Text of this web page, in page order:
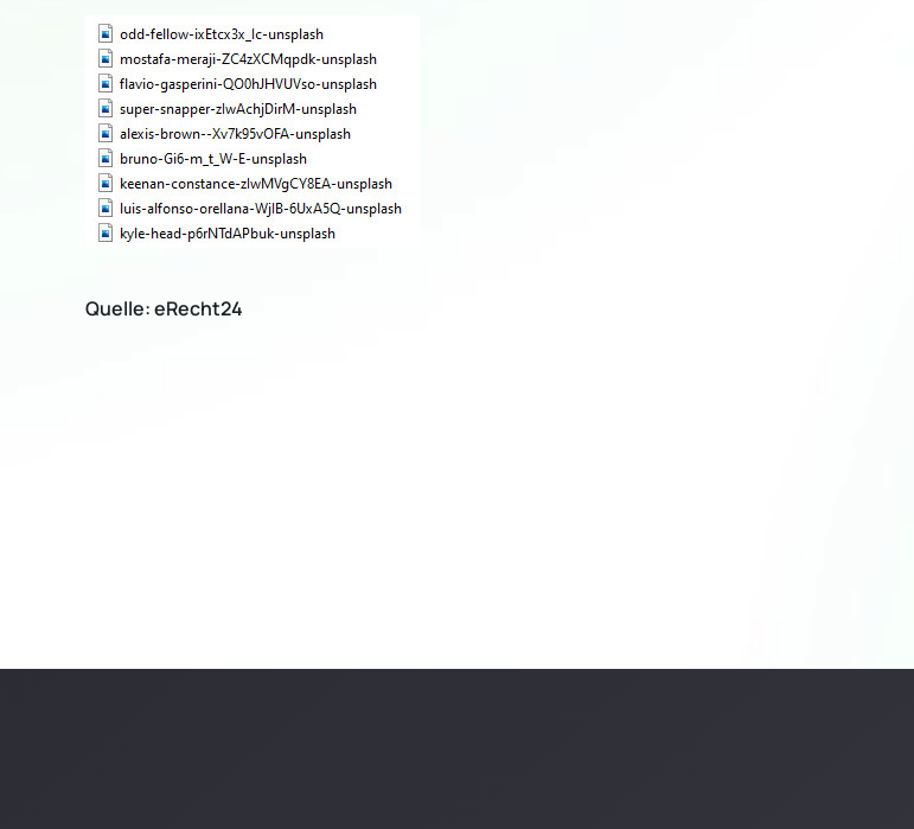
Quelle: eRecht24